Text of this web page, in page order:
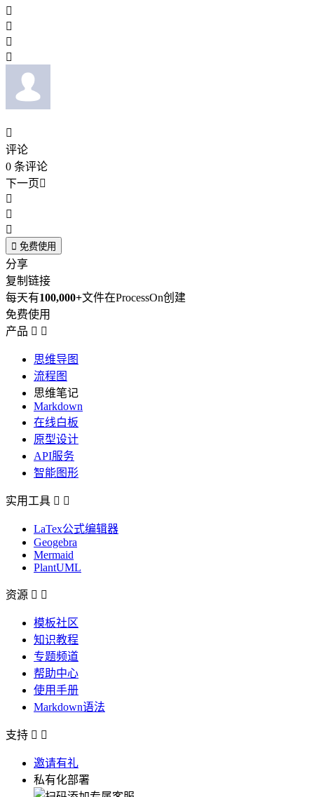





评论
0 条评论
下一页



 免费使用
分享
复制链接
每天有100,000+文件在ProcessOn创建
免费使用
产品  
思维导图
流程图
思维笔记
Markdown
在线白板
原型设计
API服务
智能图形
实用工具  
LaTex公式编辑器
Geogebra
Mermaid
PlantUML
资源  
模板社区
知识教程
专题频道
帮助中心
使用手册
Markdown语法
支持  
邀请有礼
私有化部署